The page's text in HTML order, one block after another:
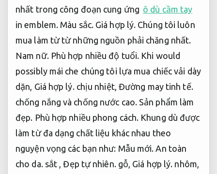
nhất trong công đoạn cung ứng ô dù cầm tay
in emblem. Màu sắc. Giá hợp lý. Chúng tôi luôn
mua làm từ từ những nguồn phải chăng nhất.
Nam nữ. Phù hợp nhiều độ tuổi. Khi would
possibly mái che chúng tôi lựa mua chiếc vải dày
dặn, Giá hợp lý.chịu nhiệt, Đường may tinh tế.
chống nắng và chống nước cao. Sản phẩm làm
đẹp. Phù hợp nhiều phong cách. Khung dù được
làm từ đa dạng chất liệu khác nhau theo
nguyện vọng các bạn như: Mẫu mới. An toàn
cho da.sắt ,Đẹp tự nhiên.gỗ, Giá hợp lý. nhôm,